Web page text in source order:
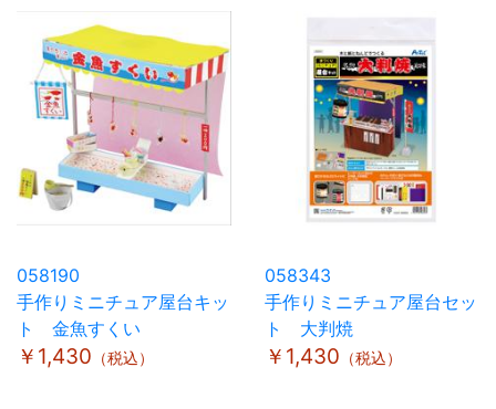
058190
手作りミニチュア屋台キッ
ト 金魚すくい
￥1,430 （税込）
058343
手作りミニチュア屋台セッ
ト 大判焼
￥1,430 （税込）